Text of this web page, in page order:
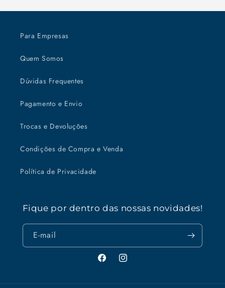
Para Empresas
Quem Somos
Dúvidas Frequentes
Pagamento e Envio
Trocas e Devoluções
Condições de Compra e Venda
Política de Privacidade
Fique por dentro das nossas novidades!
E-mail
FacebookInstagram